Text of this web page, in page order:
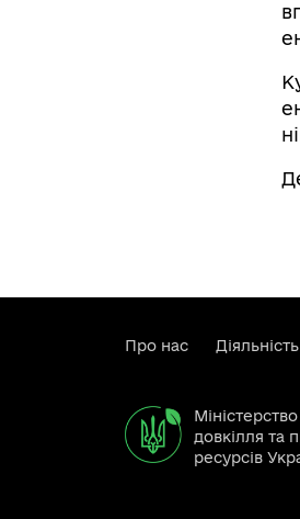
Про нас Діяльність
довкілля та
ресурсів